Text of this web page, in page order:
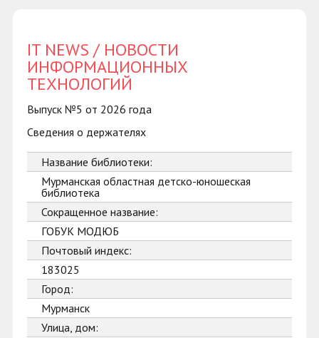
IT NEWS / НОВОСТИ
ИНФОРМАЦИОННЫХ
ТЕХНОЛОГИЙ
Выпуск №5 от 2026 года
Сведения о держателях
Название библиотеки:
Мурманская областная детско-юношеская
библиотека
Сокращенное название:
ГОБУК МОДЮБ
Почтовый индекс:
183025
Город:
Мурманск
Улица, дом: